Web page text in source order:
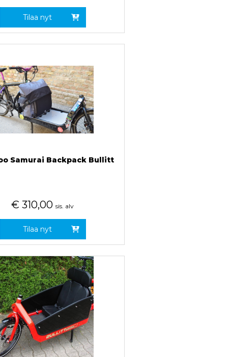
Tilaa nyt
Samurai Backpack Bullitt
€ 310,00 sis. alv
Tilaa nyt